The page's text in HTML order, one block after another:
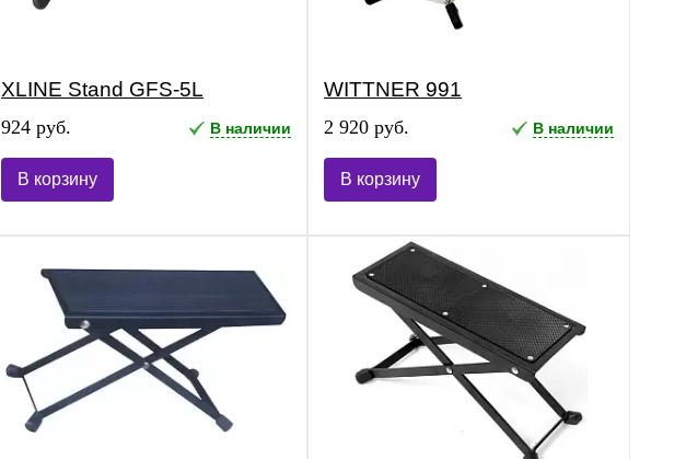
XLINE Stand GFS-5L
924 руб. В наличии
В корзину
WITTNER 991
2 920 руб. В наличии
В корзину